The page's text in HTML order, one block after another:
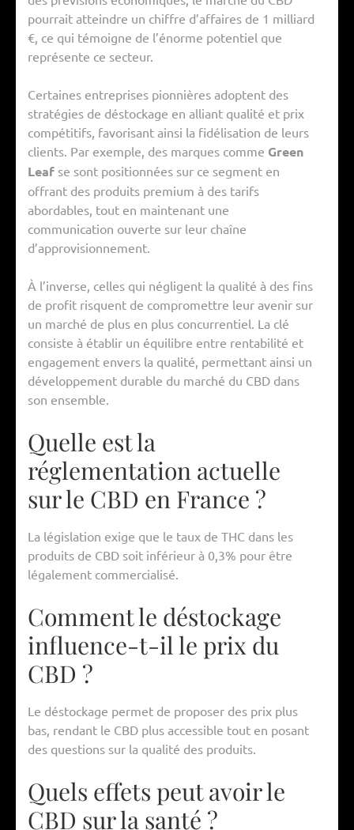
pourrait atteindre un chiffre d’affaires de 1 milliard
€, ce qui témoigne de l’énorme potentiel que
représente ce secteur.
Certaines entreprises pionnières adoptent des
stratégies de déstockage en alliant qualité et prix
compétitifs, favorisant ainsi la fidélisation de leurs
clients. Par exemple, des marques comme Green
Leaf se sont positionnées sur ce segment en
offrant des produits premium à des tarifs
abordables, tout en maintenant une
communication ouverte sur leur chaîne
d’approvisionnement.
À l’inverse, celles qui négligent la qualité à des fins
de profit risquent de compromettre leur avenir sur
un marché de plus en plus concurrentiel. La clé
consiste à établir un équilibre entre rentabilité et
engagement envers la qualité, permettant ainsi un
développement durable du marché du CBD dans
son ensemble.
Quelle est la
réglementation actuelle
sur le CBD en France ?
La législation exige que le taux de THC dans les
produits de CBD soit inférieur à 0,3% pour être
légalement commercialisé.
Comment le déstockage
influence-t-il le prix du
CBD ?
Le déstockage permet de proposer des prix plus
bas, rendant le CBD plus accessible tout en posant
des questions sur la qualité des produits.
Quels effets peut avoir le
CBD sur la santé ?